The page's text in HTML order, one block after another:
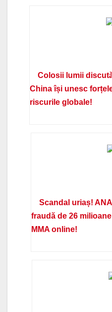
Colosii lumii
China își unesc
riscurile globale!
Scandal uriaș!
fraudă de 26
MMA online!